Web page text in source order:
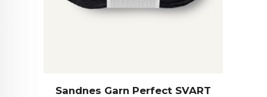
Sandnes Garn Perfect SVART